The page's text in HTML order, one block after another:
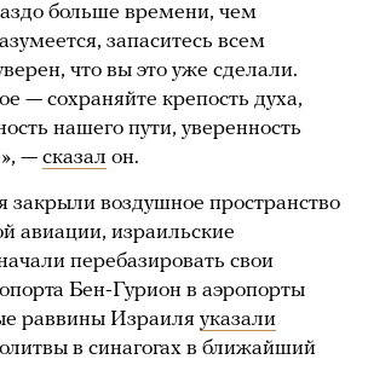
больше времени, чем
запаситесь всем
что вы это уже сделали.
— сохраняйте крепость духа,
нашего пути, уверенность
— сказал он.
закрыли воздушное пространство
авиации, израильские
перебазировать свои
Бен-Гурион в аэропорты
раввины Израиля указали
в синагогах в ближайший